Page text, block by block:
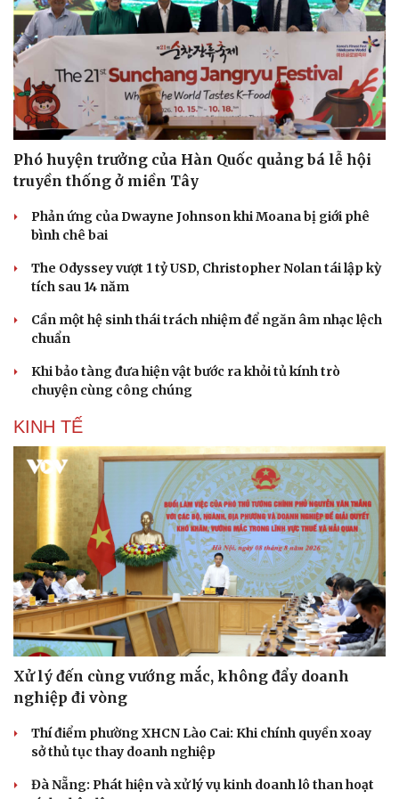
Văn hóa
Sân khấu - Điện ảnh
Âm nhạc
Di sản
Giải trí
Sao Việt
Phó huyện trưởng của Hàn Quốc quảng bá lễ hội
truyền thống ở miền Tây
Phản ứng của Dwayne Johnson khi Moana bị giới phê
bình chê bai
The Odyssey vượt 1 tỷ USD, Christopher Nolan tái lập kỳ
tích sau 14 năm
Cần một hệ sinh thái trách nhiệm để ngăn âm nhạc lệch
chuẩn
Khi bảo tàng đưa hiện vật bước ra khỏi tủ kính trò
chuyện cùng công chúng
KINH TẾ
Xử lý đến cùng vướng mắc, không đẩy doanh
nghiệp đi vòng
Thí điểm phường XHCN Lào Cai: Khi chính quyền xoay
sở thủ tục thay doanh nghiệp
Đà Nẵng: Phát hiện và xử lý vụ kinh doanh lô than hoạt